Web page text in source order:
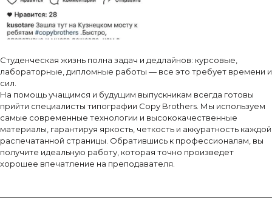
Студенческая жизнь полна задач и дедлайнов: курсовые,
лабораторные, дипломные работы — все это требует времени и
сил.
На помощь учащимся и будущим выпускникам всегда готовы
прийти специалисты типографии Copy Brothers. Мы используем
самые современные технологии и высококачественные
материалы, гарантируя яркость, четкость и аккуратность каждой
распечатанной страницы. Обратившись к профессионалам, вы
получите идеальную работу, которая точно произведет
хорошее впечатление на преподавателя.